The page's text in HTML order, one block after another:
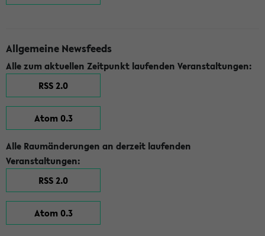
Allgemeine Newsfeeds
Alle zum aktuellen Zeitpunkt laufenden Veranstaltungen:
RSS 2.0
Atom 0.3
Alle Raumänderungen an derzeit laufenden
Veranstaltungen:
RSS 2.0
Atom 0.3